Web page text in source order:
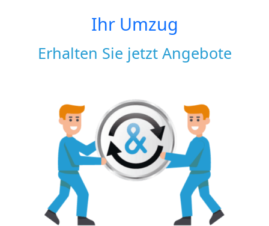
Ihr Umzug
Erhalten Sie jetzt Angebote